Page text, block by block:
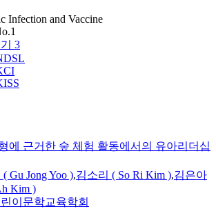
Infection and Vaccine
3
에 근거한 숲 체험 활동에서의 유아리더십
Gu Jong Yoo ),김소리 ( So Ri Kim ),김은아
Kim )
이문학교육학회